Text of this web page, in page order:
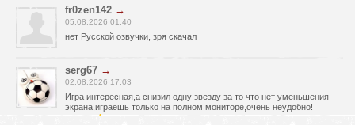
fr0zen142 →
05.08.2026 01:40
нет Русской озвучки, зря скачал
serg67 →
02.08.2026 17:03
Игра интересная,а снизил одну звезду за то что нет уменьшения
экрана,играешь только на полном мониторе,очень неудобно!